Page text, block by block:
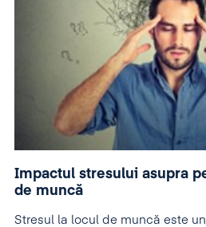
Impactul stresului asupra
de muncă
Stresul la locul de muncă este